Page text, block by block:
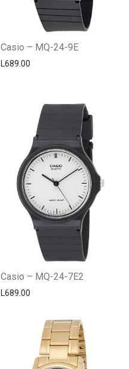
Casio – MQ-24-9E
L689.00
Casio – MQ-24-7E2
L689.00